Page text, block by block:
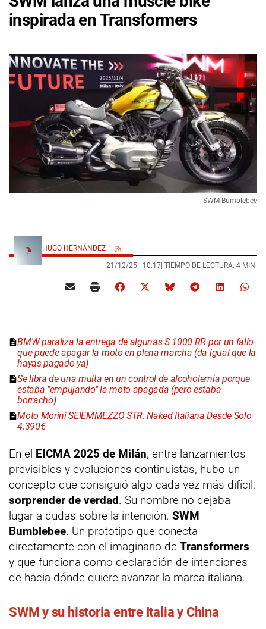
inspirada en Transformers
SWM Bumblebee
HUGO HERNÁNDEZ
21/12/25 | 10:17| TIEMPO DE LECTURA: 4 MIN.
BMW paraliza la entrega de algunas S 1000 RR por un fallo
que puede apagar la moto en plena marcha (da igual que la
hayas pagado ya)
Se libra de una multa en un control de alcoholemia porque
estaba "empujando" la moto apagada (pero estaba
borracho)
Moto Morini SEIEMMEZZO STR: Naked Italiana Desde Solo
4.390€
En el EICMA 2025 de Milán, entre lanzamientos
previsibles y evoluciones continuistas, hubo un
concepto que consiguió algo cada vez más difícil:
sorprender de verdad. Su nombre no dejaba
lugar a dudas sobre la intención. SWM
Bumblebee. Un prototipo que conecta
directamente con el imaginario de Transformers
y que funciona como declaración de intenciones
de hacia dónde quiere avanzar la marca italiana.
SWM y su historia entre Italia y China